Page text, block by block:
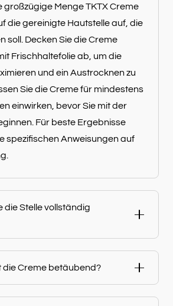
großzügige Menge TKTX Creme
die gereinigte Hautstelle auf, die
soll. Decken Sie die Creme
Frischhaltefolie ab, um die
und ein Austrocknen zu
Sie die Creme für mindestens
einwirken, bevor Sie mit der
Für beste Ergebnisse
spezifischen Anweisungen auf
die Stelle vollständig
die Creme betäubend?